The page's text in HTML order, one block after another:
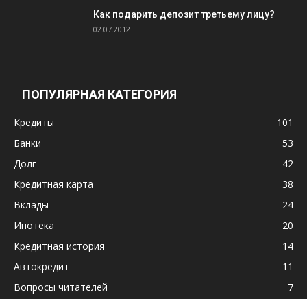
Как подарить депозит третьему лицу?
02.07.2012
ПОПУЛЯРНАЯ КАТЕГОРИЯ
Кредиты
101
Банки
53
Долг
42
Кредитная карта
38
Вклады
24
Ипотека
20
Кредитная история
14
Автокредит
11
Вопросы читателей
7